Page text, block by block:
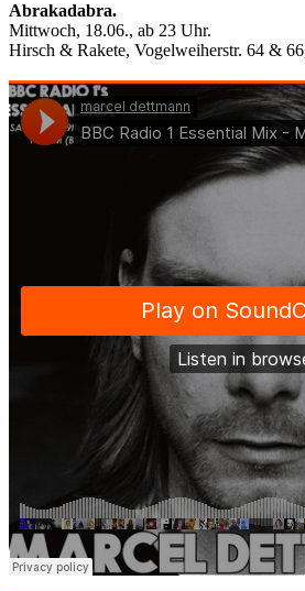
Abrakadabra.
Mittwoch, 18.06., ab 23 Uhr.
Hirsch & Rakete, Vogelweiherstr. 64 &